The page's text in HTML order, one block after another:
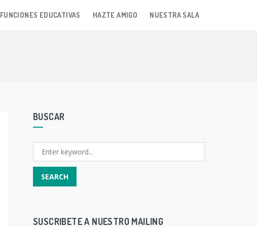
FUNCIONES EDUCATIVAS HAZTE AMIGO NUESTRA SALA
BUSCAR
SUSCRIBETE A NUESTRO MAILING